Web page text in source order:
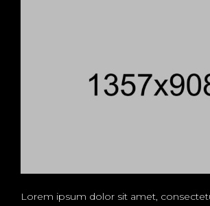
Lorem ipsum dolor sit amet,